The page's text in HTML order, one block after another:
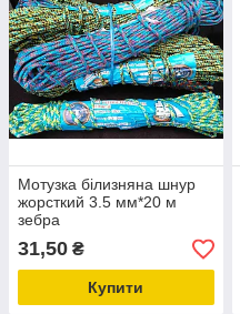
Мотузка білизняна шнур
жорсткий 3.5 мм*20 м
зебра
31,50 ₴
Купити